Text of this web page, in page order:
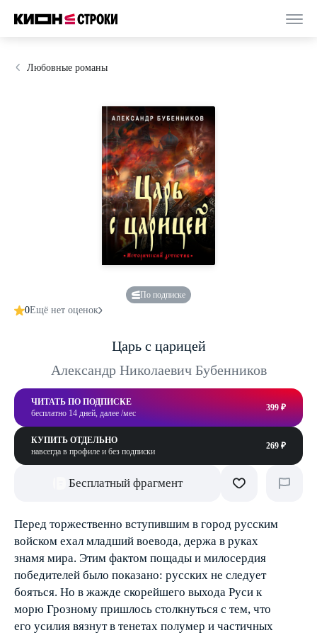
Любовные романы
По подписке
0Ещё нет оценок
Царь с царицей
Александр Николаевич Бубенников
ЧИТАТЬ ПО ПОДПИСКЕ
бесплатно 14 дней, далее /мес
399 ₽
КУПИТЬ ОТДЕЛЬНО
навсегда в профиле и без подписки
269 ₽
Бесплатный фрагмент
Перед торжественно вступившим в город русским
войском ехал младший воевода, держа в руках
знамя мира. Этим фактом пощады и милосердия
победителей было показано: русских не следует
бояться. Но в жажде скорейшего выхода Руси к
морю Грозному пришлось столкнуться с тем, что
его усилия вязнут в тенетах полумер и частичных